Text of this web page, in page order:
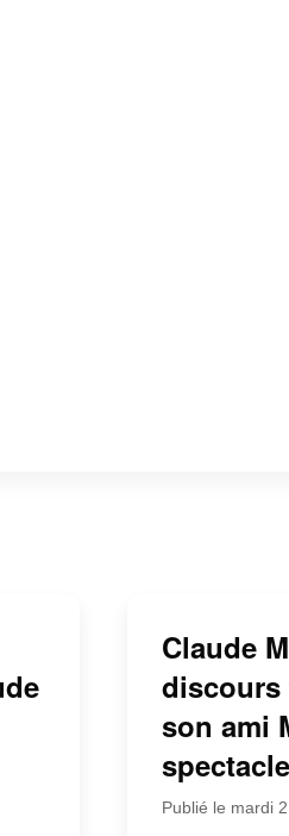
Claude
discours
son ami
Publié le mardi